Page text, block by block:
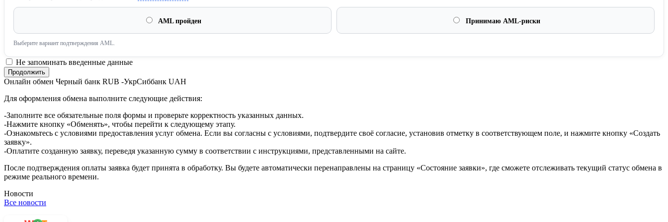
AML пройден Принимаю AML-риски
Выберите вариант подтверждения AML.
Не запоминать введенные данные
Онлайн обмен Черный банк RUB -УкрСиббанк UAH
Для оформления обмена выполните следующие действия:
-Заполните все обязательные поля формы и проверьте корректность указанных данных.
-Нажмите кнопку «Обменять», чтобы перейти к следующему этапу.
-Ознакомьтесь с условиями предоставления услуг обмена. Если вы согласны с условиями, подтвердите своё согласие, установив отметку в соответствующем поле, и нажмите кнопку «Создать
заявку».
-Оплатите созданную заявку, переведя указанную сумму в соответствии с инструкциями, представленными на сайте.
После подтверждения оплаты заявка будет принята в обработку. Вы будете автоматически перенаправлены на страницу «Состояние заявки», где сможете отслеживать текущий статус обмена в
режиме реального времени.
Новости
Все новости